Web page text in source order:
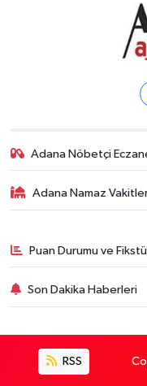
Adana Nöbetçi
Adana Namaz
Puan Durumu ve
Son Dakika Haberleri
RSS